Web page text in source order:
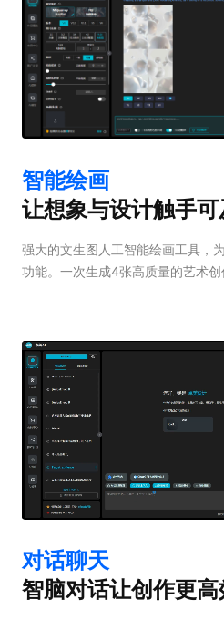
智能绘画
让想象与设计触手可
强大的文生图人工智能绘画工具，
功能。一次生成4张高质量的艺术创
对话聊天
智脑对话让创作更高